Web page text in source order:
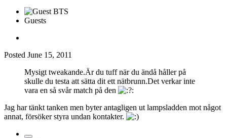
Guests
Posted June 15, 2011
Mysigt tweakande.Är du tuff när du ändå håller på
skulle du testa att sätta dit ett nätbrunn.Det verkar inte
vara en så svår match på den
Jag har tänkt tanken men byter antagligen ut lampsladden mot något
annat, försöker styra undan kontakter.